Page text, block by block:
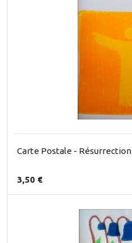
Carte Postale - Résurrection
3,50 €